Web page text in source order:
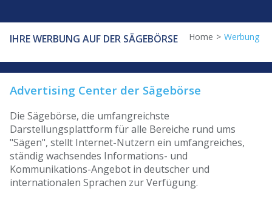
IHRE WERBUNG AUF DER SÄGEBÖRSE Home > Werbung
Advertising Center der Sägebörse
Die Sägebörse, die umfangreichste
Darstellungsplattform für alle Bereiche rund ums
"Sägen", stellt Internet-Nutzern ein umfangreiches,
ständig wachsendes Informations- und
Kommunikations-Angebot in deutscher und
internationalen Sprachen zur Verfügung.